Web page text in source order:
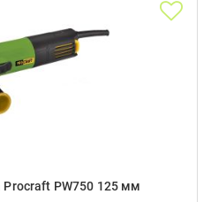
PW750 125 мм